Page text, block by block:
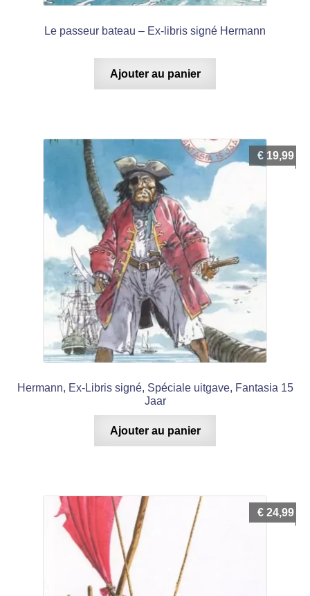
Le passeur bateau – Ex-libris signé Hermann
Ajouter au panier
Hermann, Ex-Libris signé, Spéciale uitgave, Fantasia 15
Jaar
€ 19,99
Ajouter au panier
€ 24,99